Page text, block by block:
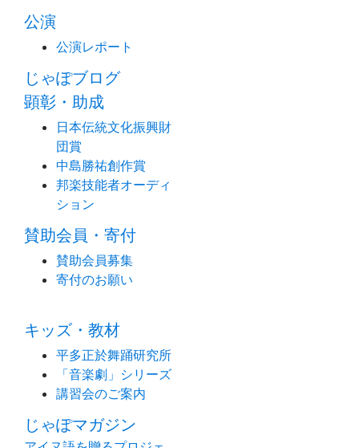
公演
公演レポート
じゃぽブログ
顕彰・助成
日本伝統文化振興財
団賞
中島勝祐創作賞
邦楽技能者オーディ
ション
賛助会員・寄付
賛助会員募集
寄付のお願い
キッズ・教材
平多正於舞踊研究所
「音楽劇」シリーズ
講習会のご案内
じゃぽマガジン